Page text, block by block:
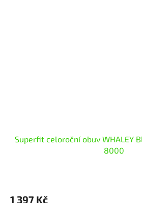
Superfit celoroční obuv WHALEY
8000
1 397 Kč